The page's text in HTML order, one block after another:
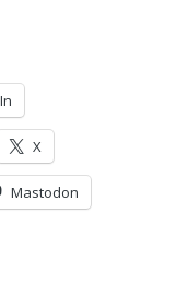
X
Mastodon